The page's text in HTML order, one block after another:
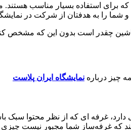
که برای استفاده بسیار مناسب هستند.
شما را به هدفتان از شرکت در
چقدر است بدون این که مشخص
چیز درباره نمایشگاه ایران پلاست
غرفه ای که از نظر محتوا سبک
که غرفه‌ساز شما مجبور نیست